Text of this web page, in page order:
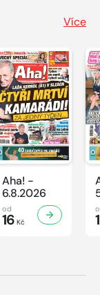
Více
Aha! -
6.8.2026
od
16 Kč